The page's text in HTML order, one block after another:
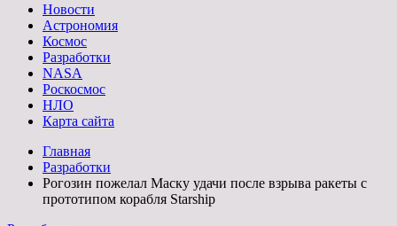
Новости
Астрономия
Космос
Разработки
NASA
Роскосмос
НЛО
Карта сайта
Главная
Разработки
Рогозин пожелал Маску удачи после взрыва ракеты с
прототипом корабля Starship